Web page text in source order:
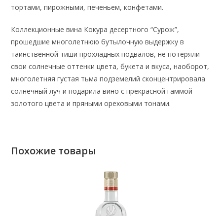
тортами, пирожными, печеньем, конфетами.
Коллекционные вина Кокура десертного “Сурож”,
прошедшие многолетнюю бутылочную выдержку в
таинственной тиши прохладных подвалов, не потеряли
свои солнечные оттенки цвета, букета и вкуса, наоборот,
многолетняя густая тьма подземелий сконцентрировала
солнечный луч и подарила вино с прекрасной гаммой
золотого цвета и пряными ореховыми тонами.
Похожие товары